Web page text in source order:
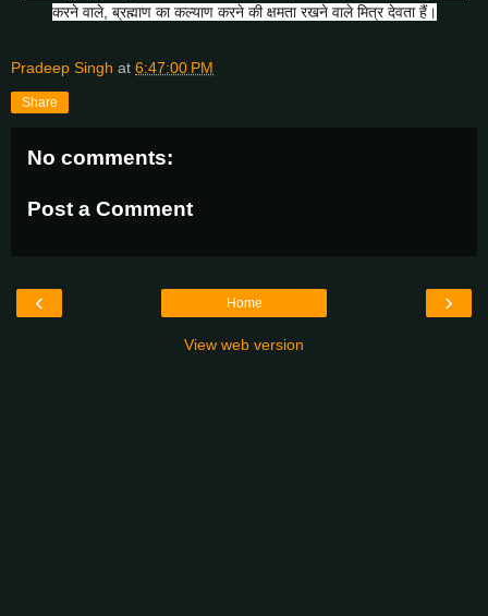
करने वाले, ब्रह्माण का कल्याण करने की क्षमता रखने वाले मित्र देवता हैं।
Pradeep Singh at 6:47:00 PM
Share
No comments:
Post a Comment
‹ ›
Home
View web version